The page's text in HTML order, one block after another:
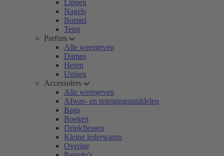
Lippen
Nagels
Borstel
Teint
Parfum
Alle weergeven
Dames
Heren
Unisex
Accessoires
Alle weergeven
Afwas- en reinigingsmiddelen
Bags
Boeken
Drinkflessen
Kleine lederwaren
Overige